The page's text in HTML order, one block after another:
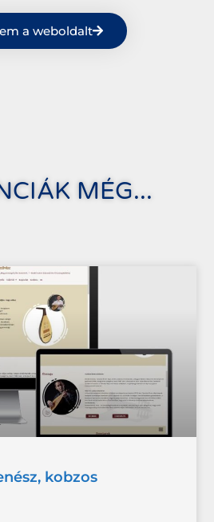
a weboldalt
MÉG...
kobzos